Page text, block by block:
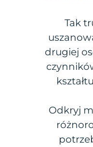
Tak
drugiej
Odkryj